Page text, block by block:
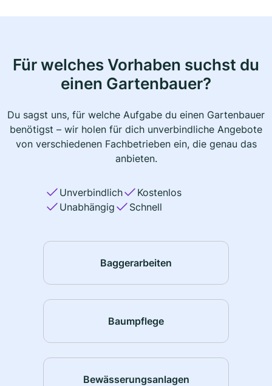
Für welches Vorhaben suchst du
einen Gartenbauer?
Du sagst uns, für welche Aufgabe du einen Gartenbauer
benötigst – wir holen für dich unverbindliche Angebote
von verschiedenen Fachbetrieben ein, die genau das
anbieten.
Unverbindlich
Kostenlos
Unabhängig
Schnell
Baggerarbeiten
Baumpflege
Bewässerungsanlagen